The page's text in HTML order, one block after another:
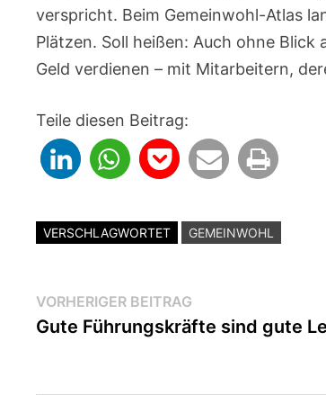
verspricht. Beim Gemeinwohl-Atlas
Plätzen. Soll heißen: Auch ohne
Geld verdienen – mit Mitarbeitern,
Teile diesen Beitrag:
VERSCHLAGWORTET GEMEINWOHL
Beitragsnavigation
VORHERIGER BEITRAG
Beitrag:
Gute Führungskräfte sind gute